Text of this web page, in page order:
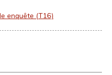
enquête (T16)